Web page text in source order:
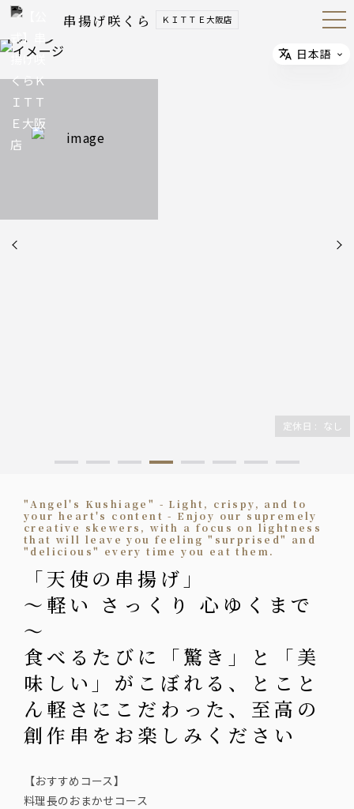
串揚げ咲くら ＫＩＴＴＥ大阪店 Open
Navig
定休日 : なし
"Angel's Kushiage" - Light, crispy, and to
your heart's content - Enjoy our supremely
creative skewers, with a focus on lightness
that will leave you feeling "surprised" and
"delicious" every time you eat them.
「天使の串揚げ」
～軽い さっくり 心ゆくまで
～
食べるたびに「驚き」と「美
味しい」がこぼれる、とこと
ん軽さにこだわった、至高の
創作串をお楽しみください
【おすすめコース】
料理長のおまかせコース
Select
日本語